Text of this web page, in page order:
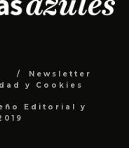
Newsletter
y Cookies
Editorial y